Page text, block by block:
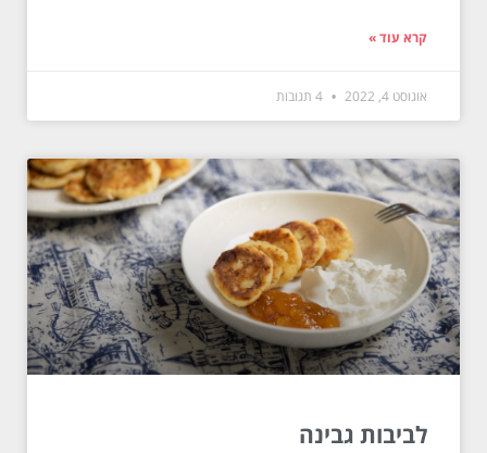
קרא עוד »
אוגוסט 4, 2022
לביבות גבינה